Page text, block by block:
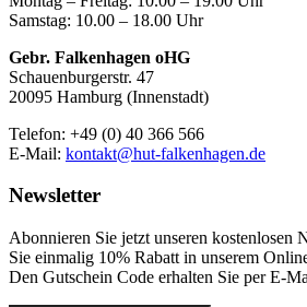
Samstag: 10.00 – 18.00 Uhr
Gebr. Falkenhagen oHG
Schauenburgerstr. 47
20095 Hamburg (Innenstadt)
Telefon: +49 (0) 40 366 566
E-Mail: kontakt@hut-falkenhagen.de
Newsletter
Abonnieren Sie jetzt unseren kostenlosen
Sie einmalig 10% Rabatt in unserem
Den Gutschein Code erhalten Sie per E-